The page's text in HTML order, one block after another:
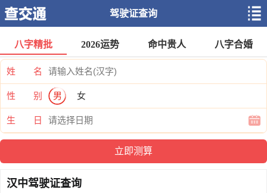
驾驶证查询
八字精批 2026运势 命中贵人 八字合婚
姓 名
性 别 男 女
生 日
汉中驾驶证查询